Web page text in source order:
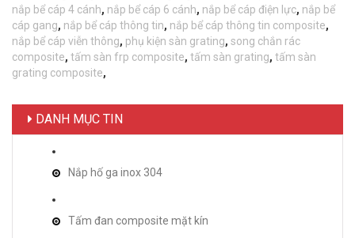
nắp bể cáp 4 cánh, nắp bể cáp 6 cánh, nắp bể cáp điện lực, nắp bể
cáp gang, nắp bể cáp thông tin, nắp bể cáp thông tin composite,
nắp bể cáp viễn thông, phụ kiện sàn grating, song chắn rác
composite, tấm sàn frp composite, tấm sàn grating, tấm sàn
grating composite,
DANH MỤC TIN
Nắp hố ga inox 304
Tấm đan composite mặt kín